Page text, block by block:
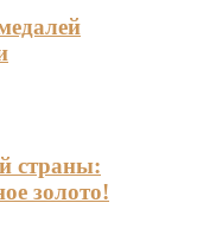
страны:
золото!